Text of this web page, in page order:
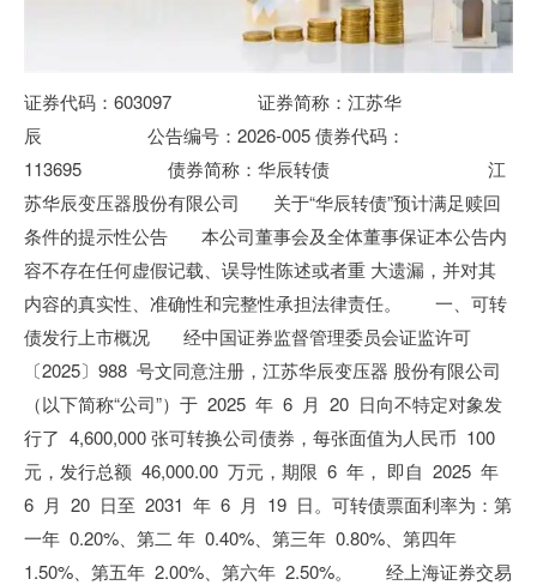
证券代码：603097 证券简称：江苏华
辰 公告编号：2026-005 债券代码：
113695 债券简称：华辰转债 江
苏华辰变压器股份有限公司 关于“华辰转债”预计满足赎回
条件的提示性公告 本公司董事会及全体董事保证本公告内
容不存在任何虚假记载、误导性陈述或者重 大遗漏，并对其
内容的真实性、准确性和完整性承担法律责任。 一、可转
债发行上市概况 经中国证券监督管理委员会证监许可
〔2025〕988 号文同意注册，江苏华辰变压器 股份有限公司
（以下简称“公司”）于 2025 年 6 月 20 日向不特定对象发
行了 4,600,000 张可转换公司债券，每张面值为人民币 100
元，发行总额 46,000.00 万元，期限 6 年， 即自 2025 年
6 月 20 日至 2031 年 6 月 19 日。可转债票面利率为：第
一年 0.20%、第二 年 0.40%、第三年 0.80%、第四年
1.50%、第五年 2.00%、第六年 2.50%。 经上海证券交易